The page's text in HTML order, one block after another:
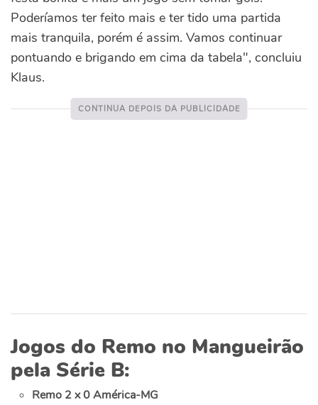
Poderíamos ter feito mais e ter tido uma partida
mais tranquila, porém é assim. Vamos continuar
pontuando e brigando em cima da tabela", concluiu
Klaus.
Jogos do Remo no Mangueirão
pela Série B:
Remo 2 x 0 América-MG